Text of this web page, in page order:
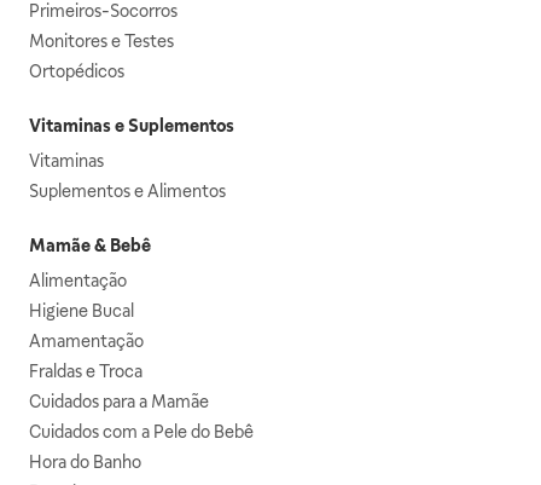
Primeiros-Socorros
Monitores e Testes
Ortopédicos
Vitaminas e Suplementos
Vitaminas
Suplementos e Alimentos
Mamãe & Bebê
Alimentação
Higiene Bucal
Amamentação
Fraldas e Troca
Cuidados para a Mamãe
Cuidados com a Pele do Bebê
Hora do Banho